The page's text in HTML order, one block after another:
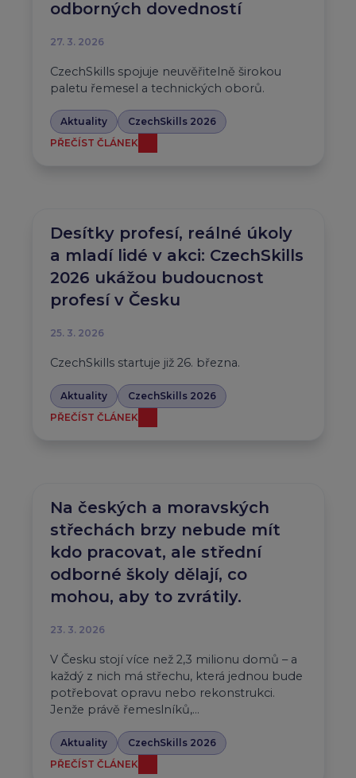
odborných dovedností
27. 3. 2026
CzechSkills spojuje neuvěřitelně širokou
paletu řemesel a technických oborů.
Aktuality
CzechSkills 2026
PŘEČÍST ČLÁNEK
Desítky profesí, reálné úkoly
a mladí lidé v akci: CzechSkills
2026 ukážou budoucnost
profesí v Česku
25. 3. 2026
CzechSkills startuje již 26. března.
Aktuality
CzechSkills 2026
PŘEČÍST ČLÁNEK
Na českých a moravských
střechách brzy nebude mít
kdo pracovat, ale střední
odborné školy dělají, co
mohou, aby to zvrátily.
23. 3. 2026
V Česku stojí více než 2,3 milionu domů – a
každý z nich má střechu, která jednou bude
potřebovat opravu nebo rekonstrukci.
Jenže právě řemeslníků,…
Aktuality
CzechSkills 2026
PŘEČÍST ČLÁNEK